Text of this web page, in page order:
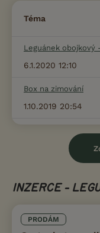
Téma
Leguánek obojkový
6.1.2020 12:10
Box na zimování
1.10.2019 20:54
INZERCE -
PRODÁM